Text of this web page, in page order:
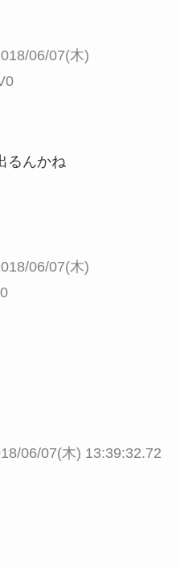
06/07(木)
るんかね
06/07(木)
06/07(木) 13:39:32.72